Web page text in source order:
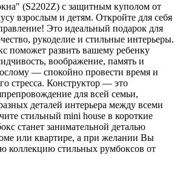
(S2202Z) с защитным куполом от
взрослым и детям. Откройте для себя
Это идеальный подарок для
рукоделие и стильные интерьеры.
поможет развить вашему ребенку
воображение, память и
— спокойно провести время и
стресса. Конструктор — это
для всей семьи,
деталей интерьера между всеми
стильный mini house в короткие
станет занимательной деталью
или квартире, а при желании Вы
коллекцию стильных румбоксов от